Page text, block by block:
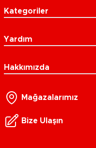
Kategoriler
Yardım
Hakkımızda
Mağazalarımız
Bize Ulaşın